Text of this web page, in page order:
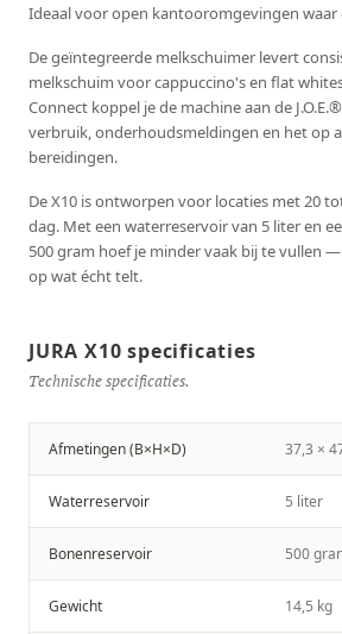
Ideaal voor open kantooromgevingen waar
De geïntegreerde melkschuimer levert
melkschuim voor cappuccino's en flat
Connect koppel je de machine aan de
verbruik, onderhoudsmeldingen en het op
bereidingen.
De X10 is ontworpen voor locaties met 20
dag. Met een waterreservoir van 5 liter en
500 gram hoef je minder vaak bij te vullen
op wat écht telt.
JURA X10 specificaties
Technische specificaties.
Afmetingen (B×H×D) 37,3 ×
Waterreservoir 5 liter
Bonenreservoir 500
Gewicht 14,5 kg